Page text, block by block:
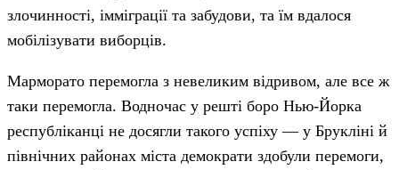
злочинності, імміграції та забудови, та їм вдалося
мобілізувати виборців.
Марморато перемогла з невеликим відривом, але все ж
таки перемогла. Водночас у решті боро Нью-Йорка
республіканці не досягли такого успіху — у Брукліні й
північних районах міста демократи здобули перемоги,